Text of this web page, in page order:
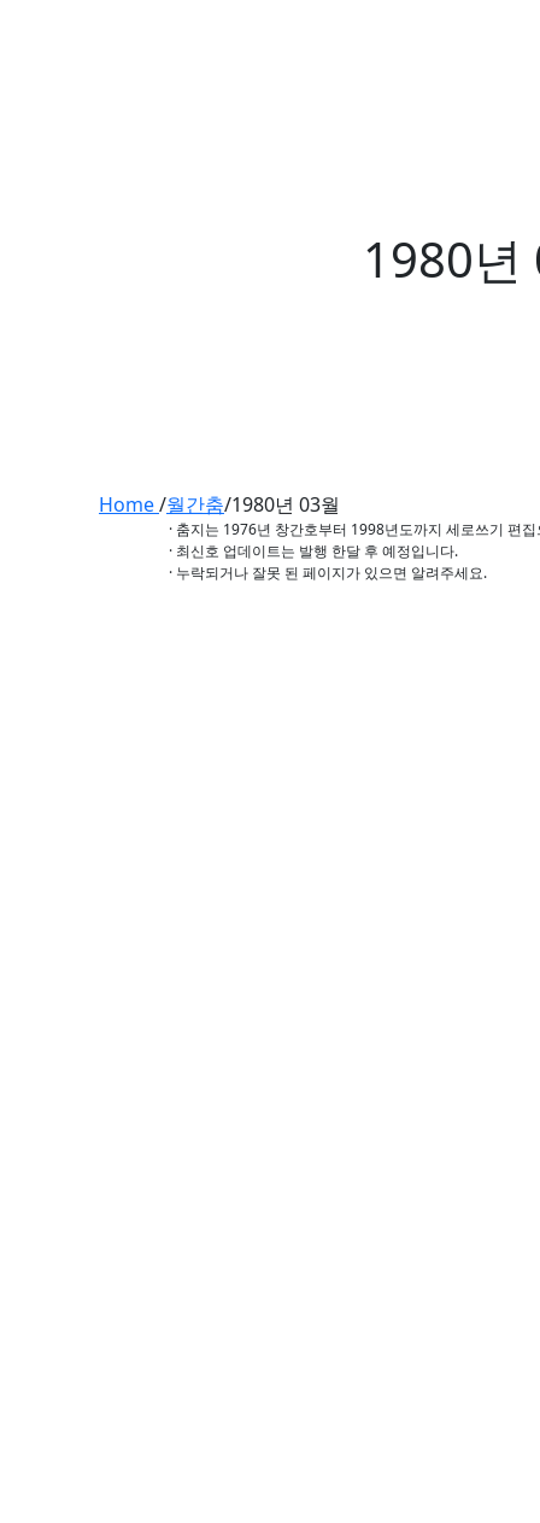
1980년
Home/월간춤/1980년 03월
· 춤지는 1976년 창간호부터 1998년도까지 세로쓰기 편
· 최신호 업데이트는 발행 한달 후 예정입니다.
· 누락되거나 잘못 된 페이지가 있으면 알려주세요.